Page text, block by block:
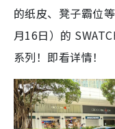
的纸皮、凳子霸位
月16日）的
系列！即看详情！